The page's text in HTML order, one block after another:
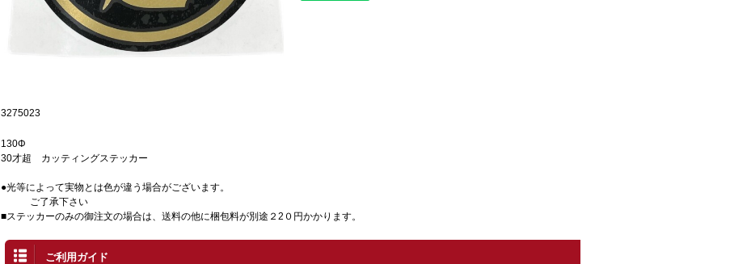
3275023
130Φ
30才超 カッティングステッカー
●光等によって実物とは色が違う場合がございます。
ご了承下さい
■ステッカーのみの御注文の場合は、送料の他に梱包料が別途２2０円かかります。
ご利用ガイド